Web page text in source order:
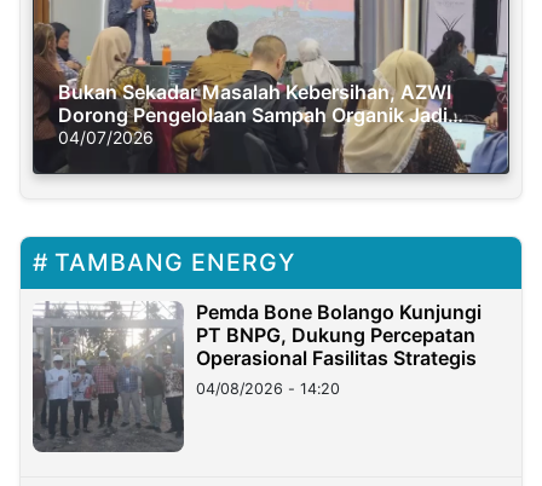
Bukan Sekadar Masalah Kebersihan, AZWI
Dorong Pengelolaan Sampah Organik Jadi
Solusi Krisis Iklim
04/07/2026
TAMBANG ENERGY
Pemda Bone Bolango Kunjungi
PT BNPG, Dukung Percepatan
Operasional Fasilitas Strategis
04/08/2026 - 14:20